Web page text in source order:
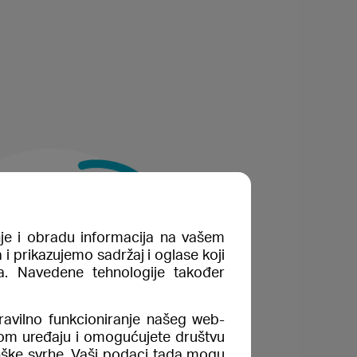
i obradu informacija na vašem
prikazujemo sadržaj i oglase koji
Navedene tehnologije također
funkcioniranje našeg web-
uređaju i omogućujete društvu